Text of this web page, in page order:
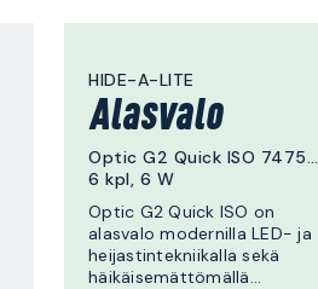
HIDE-A-LITE
Alasvalo
Optic G2 Quick ISO 7475861
6 kpl, 6 W
Optic G2 Quick ISO on
alasvalo modernilla LED- ja
heijastintekniikalla sekä
häikäisemättömällä